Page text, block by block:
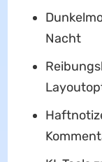
Nacht